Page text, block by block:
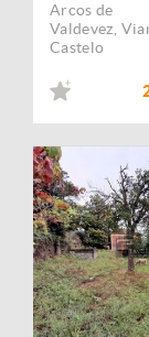
Arcos de
Valdevez
Castelo